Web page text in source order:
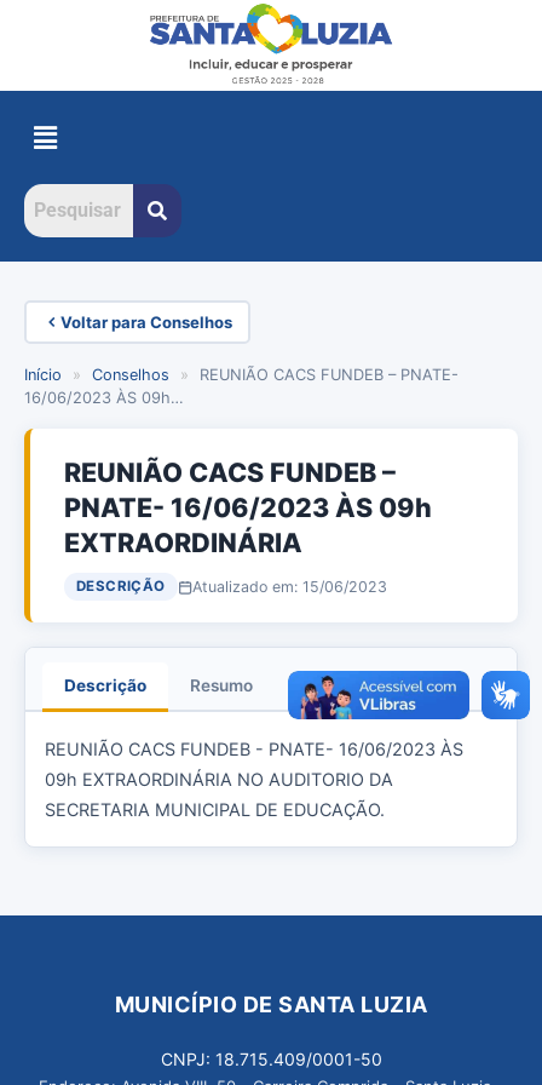
Voltar para Conselhos
Início » Conselhos »
REUNIÃO CACS FUNDEB – PNATE-
16/06/2023 ÀS 09h…
REUNIÃO CACS FUNDEB –
PNATE- 16/06/2023 ÀS 09h
EXTRAORDINÁRIA
DESCRIÇÃO Atualizado em: 15/06/2023
Descrição Resumo Anexos
REUNIÃO CACS FUNDEB - PNATE- 16/06/2023 ÀS
09h EXTRAORDINÁRIA NO AUDITORIO DA
SECRETARIA MUNICIPAL DE EDUCAÇÃO.
MUNICÍPIO DE SANTA LUZIA
CNPJ: 18.715.409/0001-50